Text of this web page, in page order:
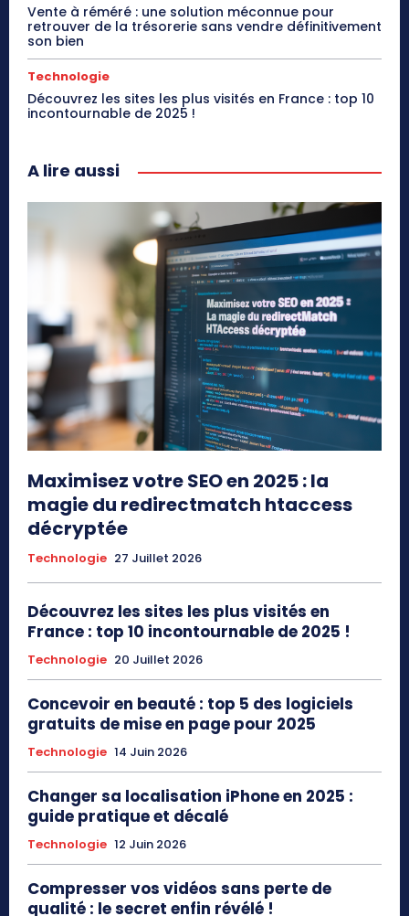
Vente à réméré : une solution méconnue pour
retrouver de la trésorerie sans vendre définitivement
son bien
Technologie
Découvrez les sites les plus visités en France : top 10
incontournable de 2025 !
A lire aussi
Maximisez votre SEO en 2025 : la
magie du redirectmatch htaccess
décryptée
Technologie 27 Juillet 2026
Découvrez les sites les plus visités en
France : top 10 incontournable de 2025 !
Technologie 20 Juillet 2026
Concevoir en beauté : top 5 des logiciels
gratuits de mise en page pour 2025
Technologie 14 Juin 2026
Changer sa localisation iPhone en 2025 :
guide pratique et décalé
Technologie 12 Juin 2026
Compresser vos vidéos sans perte de
qualité : le secret enfin révélé !